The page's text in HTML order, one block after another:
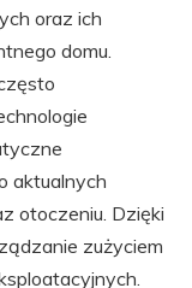
oraz ich
domu.
aktualnych
otoczeniu. Dzięki
zużyciem